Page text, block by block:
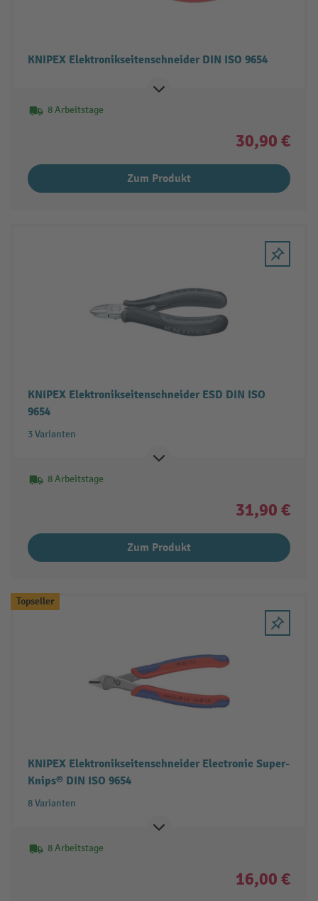
KNIPEX Elektronikseitenschneider DIN ISO 9654
8 Arbeitstage
30,90 €
Zum Produkt
KNIPEX Elektronikseitenschneider ESD DIN ISO
9654
3 Varianten
8 Arbeitstage
31,90 €
Zum Produkt
Topseller
KNIPEX Elektronikseitenschneider Electronic Super-
Knips® DIN ISO 9654
8 Varianten
8 Arbeitstage
16,00 €